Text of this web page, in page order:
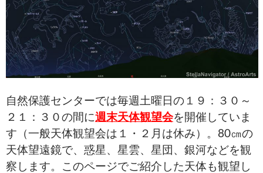
自然保護センターでは毎週土曜日の１９：３０～
２１：３０の間に週末天体観望会を開催していま
す（一般天体観望会は１・２月は休み）。80㎝の
天体望遠鏡で、惑星、星雲、星団、銀河などを観
察します。このページでご紹介した天体も観望し